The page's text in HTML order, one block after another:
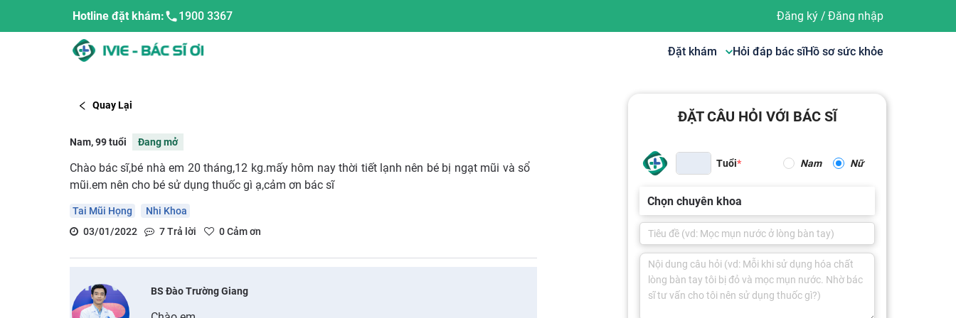
Hotline đặt khám: 1900 3367 Đăng ký/ Đăng nhập
Đặt khám Hỏi đáp bác sĩHồ sơ sức khỏe
Quay Lại
Nam, 99 tuổi Đang mở
Chào bác sĩ,bé nhà em 20 tháng,12 kg.mấy hôm nay thời tiết lạnh nên bé bị ngạt mũi và sổ
mũi.em nên cho bé sử dụng thuốc gì ạ,cảm ơn bác sĩ
Tai Mũi Họng
Nhi Khoa
03/01/2022
7Trả lời 0Cảm ơn
BS Đào Trường Giang
ĐẶT CÂU HỎI VỚI BÁC SĨ
Tuổi Nam Nữ
Chọn chuyên khoa